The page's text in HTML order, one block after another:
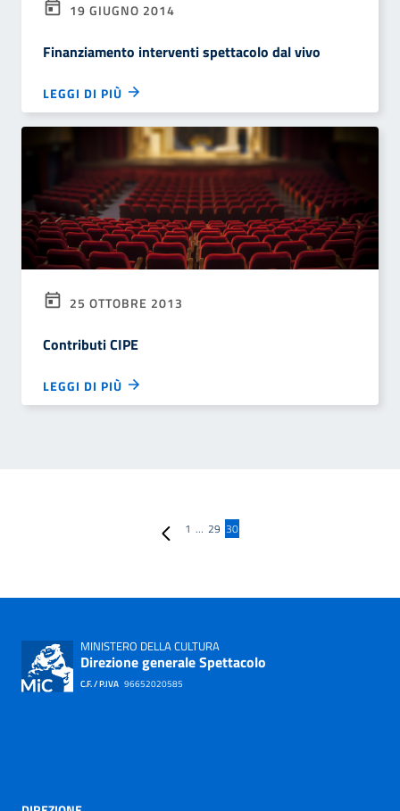
19 GIUGNO 2014
Finanziamento interventi spettacolo dal vivo
LEGGI DI PIÙ
25 OTTOBRE 2013
Contributi CIPE
LEGGI DI PIÙ
Pagina precedente
1 … 29 30
MINISTERO DELLA CULTURA
Direzione generale Spettacolo
C.F. / P.IVA 96652020585